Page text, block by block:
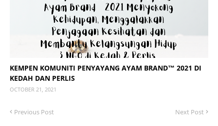
KEMPEN KOMUNITI PENYAYANG AYAM BRAND™ 2021 DI
KEDAH DAN PERLIS
OCTOBER 21, 2021
Previous Post Next Post